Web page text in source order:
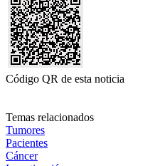
Código QR de esta noticia
Temas relacionados
Tumores
Pacientes
Cáncer